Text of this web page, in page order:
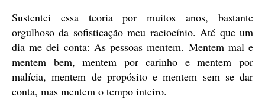
Sustentei essa teoria por muitos anos, bastante
orgulhoso da sofisticação meu raciocínio. Até que um
dia me dei conta: As pessoas mentem. Mentem mal e
mentem bem, mentem por carinho e mentem por
malícia, mentem de propósito e mentem sem se dar
conta, mas mentem o tempo inteiro.